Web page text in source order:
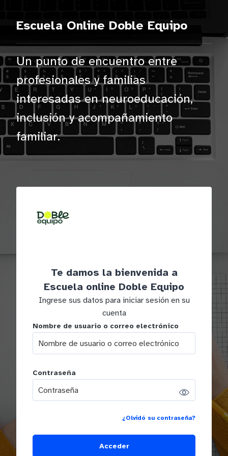
Te damos la bienvenida a
Escuela online Doble Equipo
Ingrese sus datos para iniciar sesión en su
cuenta
Nombre de usuario o correo electrónico
Nombre de usuario o correo electrónico
Contraseña
Contraseña
¿Olvidó su contraseña?
Acceder
Escuela Online Doble Equipo
Un punto de encuentro entre
profesionales y familias
interesadas en neuroeducación,
inclusión y acompañamiento
familiar.